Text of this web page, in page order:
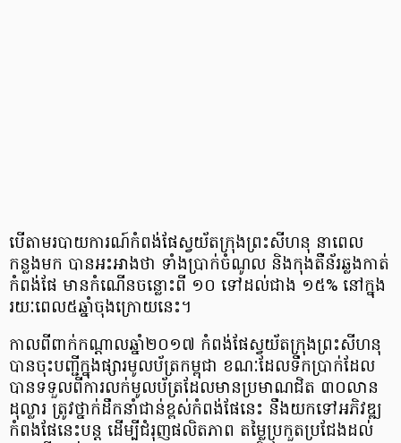
បើ​តាម​របាយការណ៍​កំពង់ផែ​ស្វយ័ត​ក្រុង​ព្រះសីហនុ នា​ពេល​
កន្លង​មក បាន​អះអាង​ថា ទាំង​ប្រាក់​ចំណូល និង​កុងតឺន័រ​ឆ្លងកាត់​
កំពង់ផែ មាន​កំណើន​ចន្លោះពី ១០ ទៅ​ដល់​ជាង ១៥%​ នៅ​ក្នុង
រយៈពេល​៥​ឆ្នាំ​ចុង​ក្រោយ​នេះ។
កាល​ពី​ពាក់​កណ្តាល​ឆ្នាំ​២០១៧ កំពង់ផែ​ស្វយ័ត​ក្រុង​ព្រះសីហនុ​
បាន​ចុះ​បញ្ជី​ក្នុង​ផ្សារ​មូលប័ត្រ​កម្ពុជា ខណៈ​ដែល​ទឹក​ប្រាក់​ដែល​
បាន​ទទួល​ពី​ការ​លក់​មូលប័ត្រ​ដែល​មាន​ប្រមាណ​ជិត ​៣០​លាន​
ដុល្លារ ត្រូវ​​ថ្នាក់​ដឹកនាំ​ជាន់​ខ្ពស់​កំពង់ផែ​នេះ នឹង​យក​ទៅ​អភិវឌ្ឍ​
កំពងផែ​នេះ​បន្ត​ ​ដើម្បី​ជំរុញ​​ផលិតភាព​ ​តម្លៃ​​ប្រកួត​ប្រជែង​​ដល់​​